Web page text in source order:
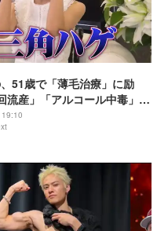
51歳で「薄毛治療」に励
流産」「アルコール中毒」自
赤裸々告白